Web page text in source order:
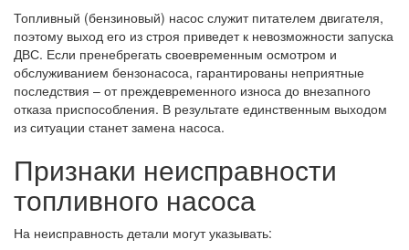
Топливный (бензиновый) насос служит питателем двигателя,
поэтому выход его из строя приведет к невозможности запуска
ДВС. Если пренебрегать своевременным осмотром и
обслуживанием бензонасоса, гарантированы неприятные
последствия – от преждевременного износа до внезапного
отказа приспособления. В результате единственным выходом
из ситуации станет замена насоса.
Признаки неисправности
топливного насоса
На неисправность детали могут указывать: